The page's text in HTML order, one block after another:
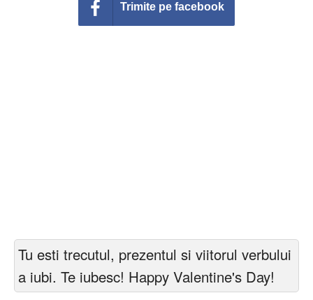
Conecteaza-te
Trimite pe facebook
Tu esti trecutul, prezentul si viitorul verbului
a iubi. Te iubesc! Happy Valentine's Day!